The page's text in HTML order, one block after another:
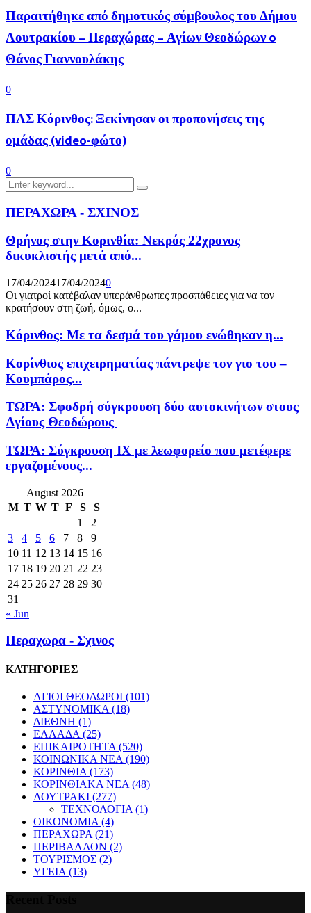
Παραιτήθηκε από δημοτικός σύμβουλος του Δήμου
Λουτρακίου – Περαχώρας – Αγίων Θεοδώρων o
Θάνος Γιαννουλάκης
0
ΠΑΣ Κόρινθος: Ξεκίνησαν οι προπονήσεις της
ομάδας (video-φώτο)
0
Search
for:
Search
ΠΕΡΑΧΩΡΑ - ΣΧΙΝΟΣ
Θρήνος στην Κορινθία: Νεκρός 22χρονος
δικυκλιστής μετά από...
17/04/202417/04/20240
Οι γιατροί κατέβαλαν υπεράνθρωπες προσπάθειες για να τον
κρατήσουν στη ζωή, όμως, ο...
Κόρινθος: Με τα δεσμά του γάμου ενώθηκαν η...
Κορίνθιος επιχειρηματίας πάντρεψε τον γιο του –
Κουμπάρος...
ΤΩΡΑ: Σφοδρή σύγκρουση δύο αυτοκινήτων στους
Αγίους Θεοδώρους
ΤΩΡΑ: Σύγκρουση ΙΧ με λεωφορείο που μετέφερε
εργαζομένους...
August 2026
M T W T F S
S
1
2
3
4 5 6 7 8
9
10 11 12 13 14 15 16
17 18 19 20 21 22 23
24 25 26 27 28 29 30
31
« Jun
Περαχωρα - Σχινος
ΚΑΤΗΓΟΡΙΕΣ
ΑΓΙΟΙ ΘΕΟΔΩΡΟΙ (101)
ΑΣΤΥΝΟΜΙΚΑ (18)
ΔΙΕΘΝΗ (1)
ΕΛΛΑΔΑ (25)
ΕΠΙΚΑΙΡΟΤΗΤΑ (520)
ΚΟΙΝΩΝΙΚΑ ΝΕΑ (190)
ΚΟΡΙΝΘΙΑ (173)
ΚΟΡΙΝΘΙΑΚΑ ΝΕΑ (48)
ΛΟΥΤΡΑΚΙ (277)
ΤΕΧΝΟΛΟΓΙΑ (1)
ΟΙΚΟΝΟΜΙΑ (4)
ΠΕΡΑΧΩΡΑ (21)
ΠΕΡΙΒΑΛΛΟΝ (2)
ΤΟΥΡΙΣΜΟΣ (2)
ΥΓΕΙΑ (13)